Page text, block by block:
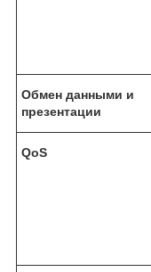
Обмен данными и
презентации
QoS